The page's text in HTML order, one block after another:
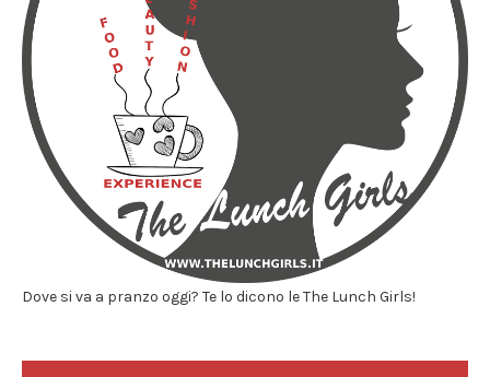
Dove si va a pranzo oggi? Te lo dicono le The Lunch Girls!